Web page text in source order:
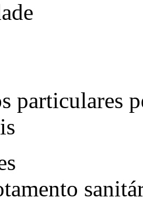
particulares